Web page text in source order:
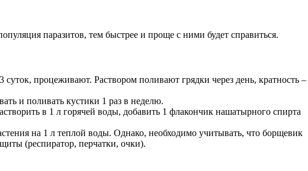
паразитов, тем быстрее и проще с ними будет справиться.
процеживают. Раствором поливают грядки через день, кратность –
и поливать кустики 1 раз в неделю.
в 1 л горячей воды, добавить 1 флакончик нашатырного спирта
на 1 л теплой воды. Однако, необходимо учитывать, что борщевик
(респиратор, перчатки, очки).